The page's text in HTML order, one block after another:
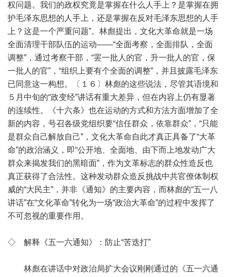
权问题。我们的政权究竟是掌握在什么人手上？是掌握在拥
护毛泽东思想的人手上，还是掌握在反对毛泽东思想的人手
上？这是一个严重问题”。林彪提出，文化大革命就是一场
全面清理干部队伍的运动——“全面考察，全面排队，全面
调整”，通过考察干部，“罢一批人的官，升一批人的官，保
一批人的官”，“组织上要有个全面的调整”，并且披露毛泽东
已同意这一构想。〔１６〕林彪的这些说法，尽管其语境和
５月中旬的“政变经”讲话有重大差异，但在内容上仍有显著
的连续性。《十六条》也在运动的方式和方法方面增加了全
新的内容，号召各级党组织要“信任群众，依靠群众”，“只能
是群众自己解放自己”，文化大革命自此才真正具备了“大革
命”的政治涵义，即“公开地、全面地、由下而上地发动广大
群众来揭发我们的黑暗面”，作为文革标志的群众性造反也
真正获得了合法性。这种发动群众造反挑战中共官僚体制权
威的“大民主”，并非《通知》的主要内容，而林彪的“五一八
讲话”在“文化革命”转化为一场“政治大革命”的过程中发挥了
不可忽视的重要作用。
◇ 解释《五一六通知》：防止“苦迭打”
林彪在讲话中对政治局扩大会议刚刚通过的《五一六通